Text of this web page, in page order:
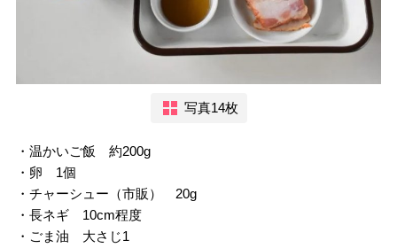
写真14枚
・温かいご飯 約200g
・卵 1個
・チャーシュー（市販） 20g
・長ネギ 10cm程度
・ごま油 大さじ1